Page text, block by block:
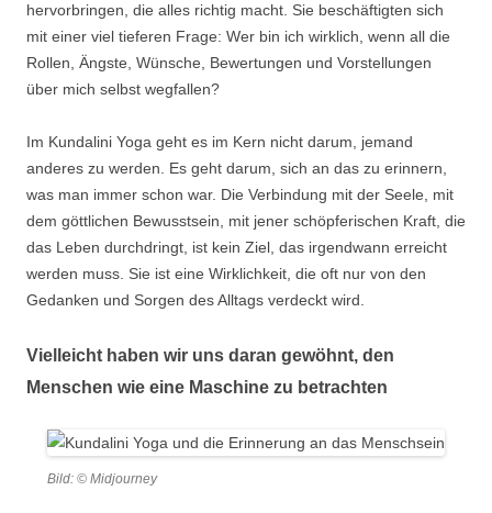
hervorbringen, die alles richtig macht. Sie beschäftigten sich
mit einer viel tieferen Frage: Wer bin ich wirklich, wenn all die
Rollen, Ängste, Wünsche, Bewertungen und Vorstellungen
über mich selbst wegfallen?
Im Kundalini Yoga geht es im Kern nicht darum, jemand
anderes zu werden. Es geht darum, sich an das zu erinnern,
was man immer schon war. Die Verbindung mit der Seele, mit
dem göttlichen Bewusstsein, mit jener schöpferischen Kraft, die
das Leben durchdringt, ist kein Ziel, das irgendwann erreicht
werden muss. Sie ist eine Wirklichkeit, die oft nur von den
Gedanken und Sorgen des Alltags verdeckt wird.
Vielleicht haben wir uns daran gewöhnt, den
Menschen wie eine Maschine zu betrachten
Bild: © Midjourney